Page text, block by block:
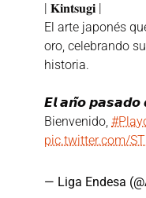
| 𝐊𝐢𝐧𝐭𝐬𝐮𝐠𝐢 |
El arte japonés
oro, celebrando
historia.
𝙀𝙡 𝙖𝙣̃𝙤 𝙥𝙖𝙨𝙖𝙙𝙤
Bienvenido,
pic.twitter.com/
— Liga Endesa